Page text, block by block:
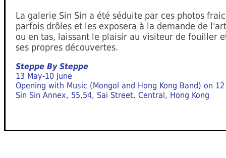
La galerie Sin Sin a été séduite par ces photos
parfois drôles et les exposera à la demande de
ou en tas, laissant le plaisir au visiteur de fouiller
ses propres découvertes.
Steppe By Steppe
13 May-10 June
Opening with Music (Mongol and Hong Kong Band) on
Sin Sin Annex, 55,54, Sai Street, Central, Hong Kong